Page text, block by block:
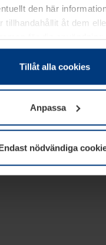
den här
tillhandahållit åt dem
för din
kakor på din enhet,
för driften av den här
du när som helst
kakor under
Tillåt alla cookies
Anpassa
nödvändiga